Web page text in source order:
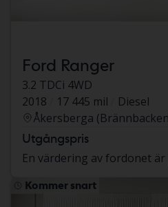
Ford Ranger
3.2 TDCi 4WD
2018
17 445 mil
Diesel
Åkersberga
Utgångspris
En värdering av fordonet
Kommer snart